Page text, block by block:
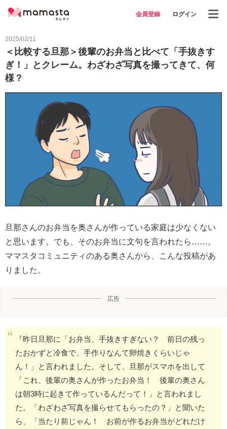
会員登録 ログイン
2025/02/11
＜比較する旦那＞後輩のお弁当と比べて「手抜きす
ぎ！」とクレーム。わざわざ写真を撮ってきて、何
様？
旦那さんのお弁当を奥さんが作っている家庭は少なくない
と思います。でも、そのお弁当に文句を言われたら……。
ママスタコミュニティのある奥さんから、こんな投稿があ
りました。
広告
『昨日旦那に「お弁当、手抜きすぎない？ 前日の残っ
たおかずと冷食で、手作りなんて卵焼きくらいじゃ
ん！」と言われました。そして、旦那がスマホを出して
「これ、後輩の奥さんが作ったお弁当！ 後輩の奥さん
は朝3時に起きて作っているんだって！」と言われまし
た。「わざわざ写真を撮らせてもらったの？」と聞いた
ら、「当たり前じゃん！ お前が作るお弁当がどれだけ